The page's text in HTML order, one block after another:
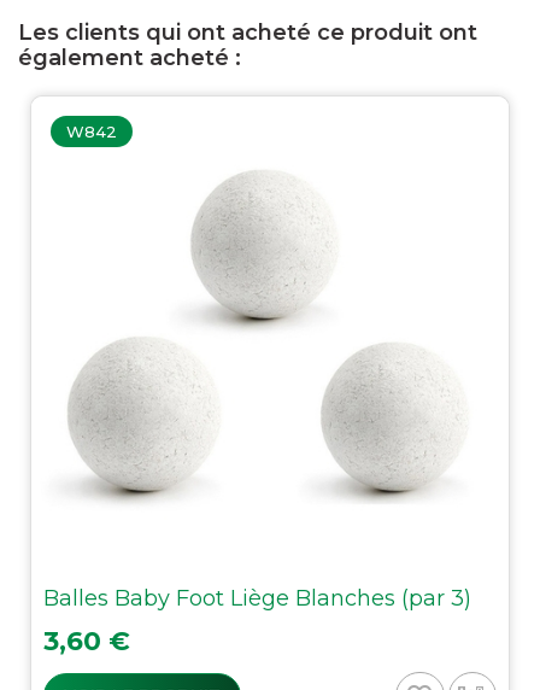
Les clients qui ont acheté ce produit ont
également acheté :
W842
Balles Baby Foot Liège Blanches (par 3)
Prix
3,60 €